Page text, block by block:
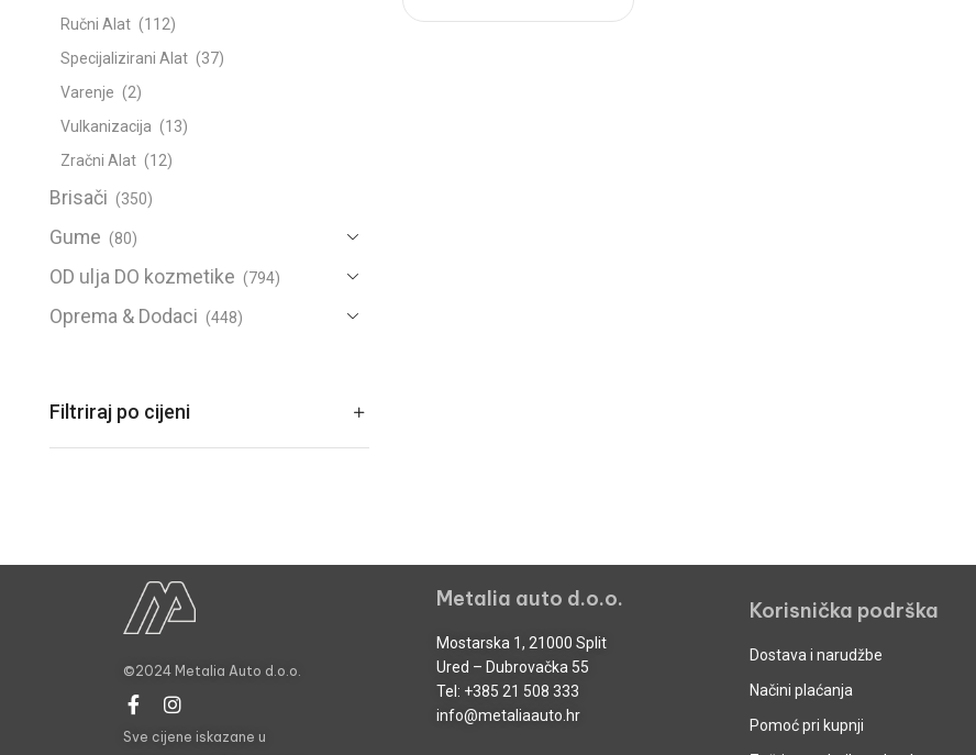
Ručni Alat (112)
Specijalizirani Alat (37)
Varenje (2)
Vulkanizacija (13)
Zračni Alat (12)
Brisači (350)
Gume (80)
OD ulja DO kozmetike (794)
Oprema & Dodaci (448)
Filtriraj po cijeni
©2024 Metalia Auto d.o.o.
Sve cijene iskazane u
Metalia auto d.o.o.
Mostarska 1, 21000 Split
Ured – Dubrovačka 55
Tel: +385 21 508 333
info@metaliaauto.hr
Korisnička podrška
Dostava i narudžbe
Načini plaćanja
Pomoć pri kupnji